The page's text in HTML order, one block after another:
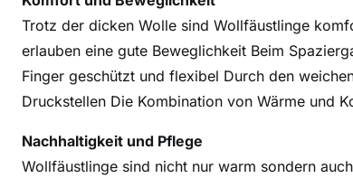
r
m
e
f
k
Trotz der dicken Wolle sind Wollfäustlinge
erlauben eine gute Beweglichkeit Beim
Finger geschützt und flexibel Durch den
Druckstellen Die Kombination von Wärme und
Nachhaltigkeit und Pflege
Wollfäustlinge sind nicht nur warm sondern